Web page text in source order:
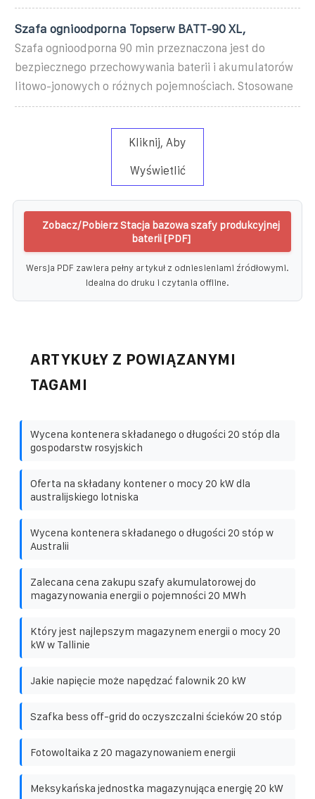
Szafa ognioodporna Topserw BATT-90 XL,
Szafa ognioodporna 90 min przeznaczona jest do
bezpiecznego przechowywania baterii i akumulatorów
litowo-jonowych o różnych pojemnościach. Stosowane
Kliknij, Aby
Wyświetlić
Zobacz/Pobierz Stacja bazowa szafy produkcyjnej
baterii [PDF]
Wersja PDF zawiera pełny artykuł z odniesieniami źródłowymi.
Idealna do druku i czytania offline.
ARTYKUŁY Z POWIĄZANYMI
TAGAMI
Wycena kontenera składanego o długości 20 stóp dla
gospodarstw rosyjskich
Oferta na składany kontener o mocy 20 kW dla
australijskiego lotniska
Wycena kontenera składanego o długości 20 stóp w
Australii
Zalecana cena zakupu szafy akumulatorowej do
magazynowania energii o pojemności 20 MWh
Który jest najlepszym magazynem energii o mocy 20
kW w Tallinie
Jakie napięcie może napędzać falownik 20 kW
Szafka bess off-grid do oczyszczalni ścieków 20 stóp
Fotowoltaika z 20 magazynowaniem energii
Meksykańska jednostka magazynująca energię 20 kW